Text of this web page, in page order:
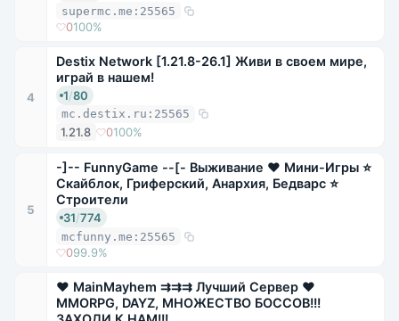
supermc.me:25565
0100%
4
Destix Network [1.21.8-26.1] Живи в своем мире,
играй в нашем!
1/80
mc.destix.ru:25565
1.21.8 0100%
5
-]-- FunnyGame --[- Выживание ❤ Мини-Игры ⭐
Скайблок, Гриферский, Анархия, Бедварс ⭐
Строители
31/774
mcfunny.me:25565
099.9%
❤ MainMayhem ⇉⇉⇉ Лучший Сервер ❤
MMORPG, DAYZ, МНОЖЕСТВО БОССОВ!!!